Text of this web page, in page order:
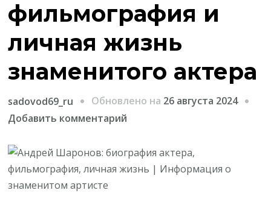
фильмография и
личная жизнь
знаменитого актера
sadovod69_ru Обновлено на 26 августа 2024
Добавить комментарий
Андрей
Шаронов